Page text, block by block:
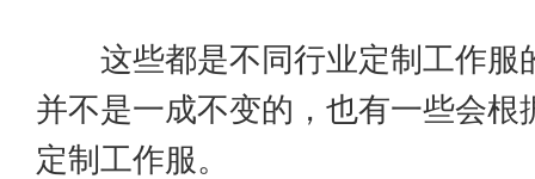
这些都是不同行业定制工作服
并不是一成不变的，也有一些会根
定制工作服。